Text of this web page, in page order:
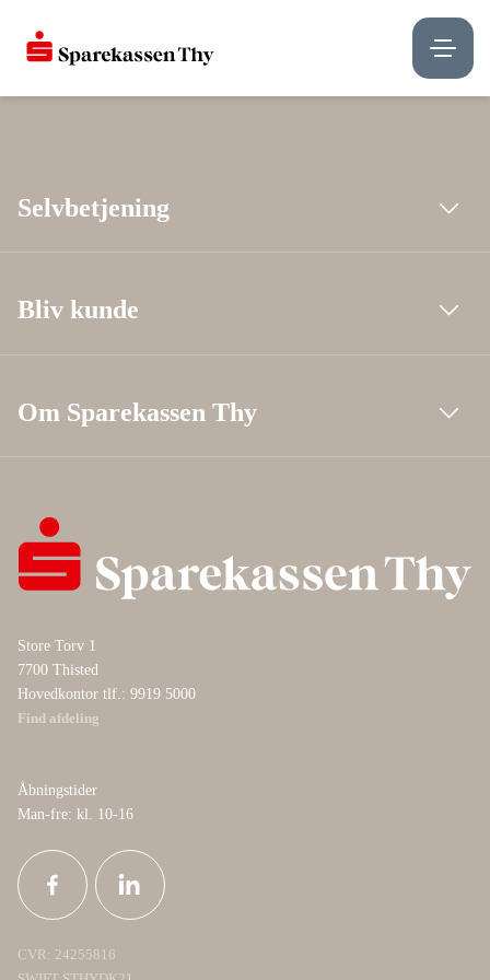
Selvbetjening
Bliv kunde
Om Sparekassen Thy
Store Torv 1
7700 Thisted
Hovedkontor tlf.: 9919 5000
Find afdeling
Åbningstider
Man-fre: kl. 10-16
CVR: 24255816